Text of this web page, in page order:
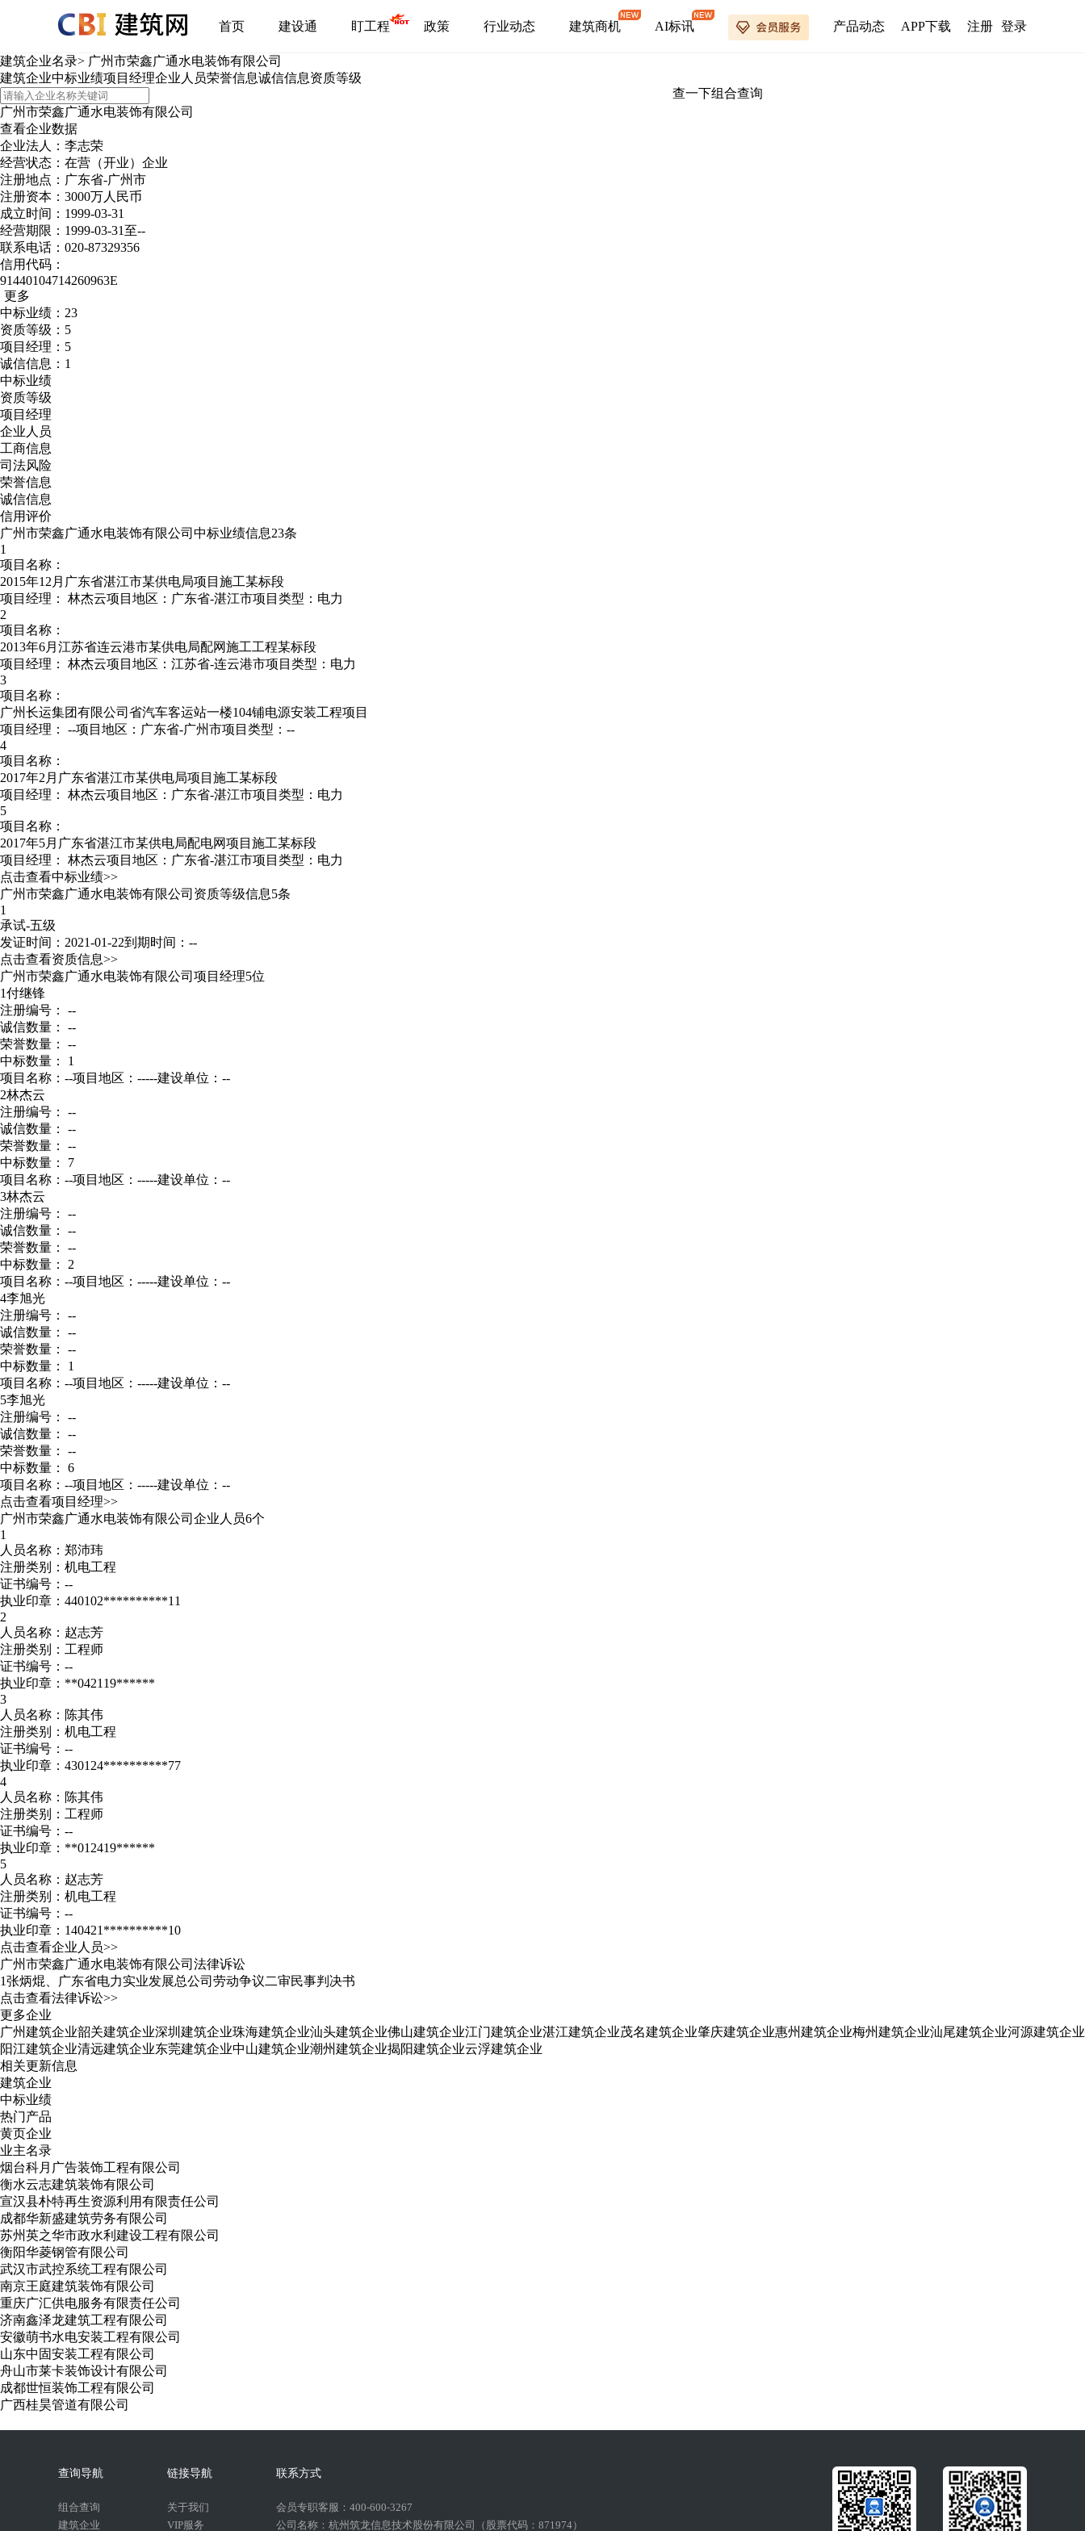
首页 建设通 盯工程 政策 行业动态 建筑商机 AI标讯 产品动态 APP下载 注册 登录
建筑企业名录> 广州市荣鑫广通水电装饰有限公司
建筑企业中标业绩项目经理企业人员荣誉信息诚信信息资质等级
查一下组合查询
广州市荣鑫广通水电装饰有限公司
查看企业数据
企业法人：李志荣
经营状态：在营（开业）企业
注册地点：广东省-广州市
注册资本：3000万人民币
成立时间：1999-03-31
经营期限：1999-03-31至--
联系电话：020-87329356
信用代码：
91440104714260963E
更多
中标业绩：23
资质等级：5
项目经理：5
诚信信息：1
中标业绩
资质等级
项目经理
企业人员
工商信息
司法风险
荣誉信息
诚信信息
信用评价
广州市荣鑫广通水电装饰有限公司中标业绩信息23条
1
项目名称：
2015年12月广东省湛江市某供电局项目施工某标段
项目经理： 林杰云项目地区：广东省-湛江市项目类型：电力
2
项目名称：
2013年6月江苏省连云港市某供电局配网施工工程某标段
项目经理： 林杰云项目地区：江苏省-连云港市项目类型：电力
3
项目名称：
广州长运集团有限公司省汽车客运站一楼104铺电源安装工程项目
项目经理： --项目地区：广东省-广州市项目类型：--
4
项目名称：
2017年2月广东省湛江市某供电局项目施工某标段
项目经理： 林杰云项目地区：广东省-湛江市项目类型：电力
5
项目名称：
2017年5月广东省湛江市某供电局配电网项目施工某标段
项目经理： 林杰云项目地区：广东省-湛江市项目类型：电力
点击查看中标业绩>>
广州市荣鑫广通水电装饰有限公司资质等级信息5条
1
承试-五级
发证时间：2021-01-22到期时间：--
点击查看资质信息>>
广州市荣鑫广通水电装饰有限公司项目经理5位
1付继锋
注册编号： --
诚信数量： --
荣誉数量： --
中标数量： 1
项目名称：--项目地区：-----建设单位：--
2林杰云
注册编号： --
诚信数量： --
荣誉数量： --
中标数量： 7
项目名称：--项目地区：-----建设单位：--
3林杰云
注册编号： --
诚信数量： --
荣誉数量： --
中标数量： 2
项目名称：--项目地区：-----建设单位：--
4李旭光
注册编号： --
诚信数量： --
荣誉数量： --
中标数量： 1
项目名称：--项目地区：-----建设单位：--
5李旭光
注册编号： --
诚信数量： --
荣誉数量： --
中标数量： 6
项目名称：--项目地区：-----建设单位：--
点击查看项目经理>>
广州市荣鑫广通水电装饰有限公司企业人员6个
1
人员名称：郑沛玮
注册类别：机电工程
证书编号：--
执业印章：440102**********11
2
人员名称：赵志芳
注册类别：工程师
证书编号：--
执业印章：**042119******
3
人员名称：陈其伟
注册类别：机电工程
证书编号：--
执业印章：430124**********77
4
人员名称：陈其伟
注册类别：工程师
证书编号：--
执业印章：**012419******
5
人员名称：赵志芳
注册类别：机电工程
证书编号：--
执业印章：140421**********10
点击查看企业人员>>
广州市荣鑫广通水电装饰有限公司法律诉讼
1张炳焜、广东省电力实业发展总公司劳动争议二审民事判决书
点击查看法律诉讼>>
更多企业
广州建筑企业韶关建筑企业深圳建筑企业珠海建筑企业汕头建筑企业佛山建筑企业江门建筑企业湛江建筑企业茂名建筑企业肇庆建筑企业惠州建筑企业梅州建筑企业汕尾建筑企业河源建筑企业
阳江建筑企业清远建筑企业东莞建筑企业中山建筑企业潮州建筑企业揭阳建筑企业云浮建筑企业
相关更新信息
建筑企业
中标业绩
热门产品
黄页企业
业主名录
烟台科月广告装饰工程有限公司
衡水云志建筑装饰有限公司
宣汉县朴特再生资源利用有限责任公司
成都华新盛建筑劳务有限公司
苏州英之华市政水利建设工程有限公司
衡阳华菱钢管有限公司
武汉市武控系统工程有限公司
南京王庭建筑装饰有限公司
重庆广汇供电服务有限责任公司
济南鑫泽龙建筑工程有限公司
安徽萌书水电安装工程有限公司
山东中固安装工程有限公司
舟山市莱卡装饰设计有限公司
成都世恒装饰工程有限公司
广西桂昊管道有限公司
查询导航
组合查询
建筑企业
链接导航
关于我们
VIP服务
联系方式
会员专职客服：400-600-3267
公司名称：杭州筑龙信息技术股份有限公司（股票代码：871974）